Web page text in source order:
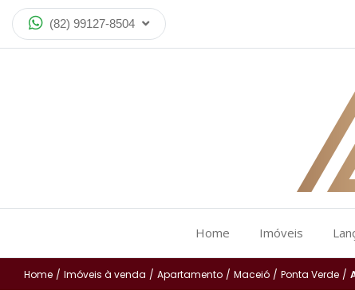
(82) 99127-8504
Home Imóveis
Home / Imóveis à venda / Apartamento / Maceió / Ponta Verde /